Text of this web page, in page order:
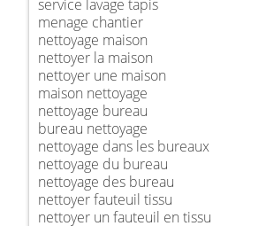
service lavage tapis
menage chantier
nettoyage maison
nettoyer la maison
nettoyer une maison
maison nettoyage
nettoyage bureau
bureau nettoyage
nettoyage dans les bureaux
nettoyage du bureau
nettoyage des bureau
nettoyer fauteuil tissu
nettoyer un fauteuil en tissu